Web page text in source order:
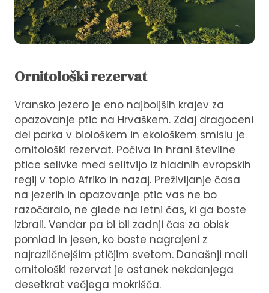
Ornitološki rezervat
Vransko jezero je eno najboljših krajev za
opazovanje ptic na Hrvaškem. Zdaj dragoceni
del parka v biološkem in ekološkem smislu je
ornitološki rezervat. Počiva in hrani številne
ptice selivke med selitvijo iz hladnih evropskih
regij v toplo Afriko in nazaj. Preživljanje časa
na jezerih in opazovanje ptic vas ne bo
razočaralo, ne glede na letni čas, ki ga boste
izbrali. Vendar pa bi bil zadnji čas za obisk
pomlad in jesen, ko boste nagrajeni z
najrazličnejšim ptičjim svetom. Današnji mali
ornitološki rezervat je ostanek nekdanjega
desetkrat večjega mokrišča.